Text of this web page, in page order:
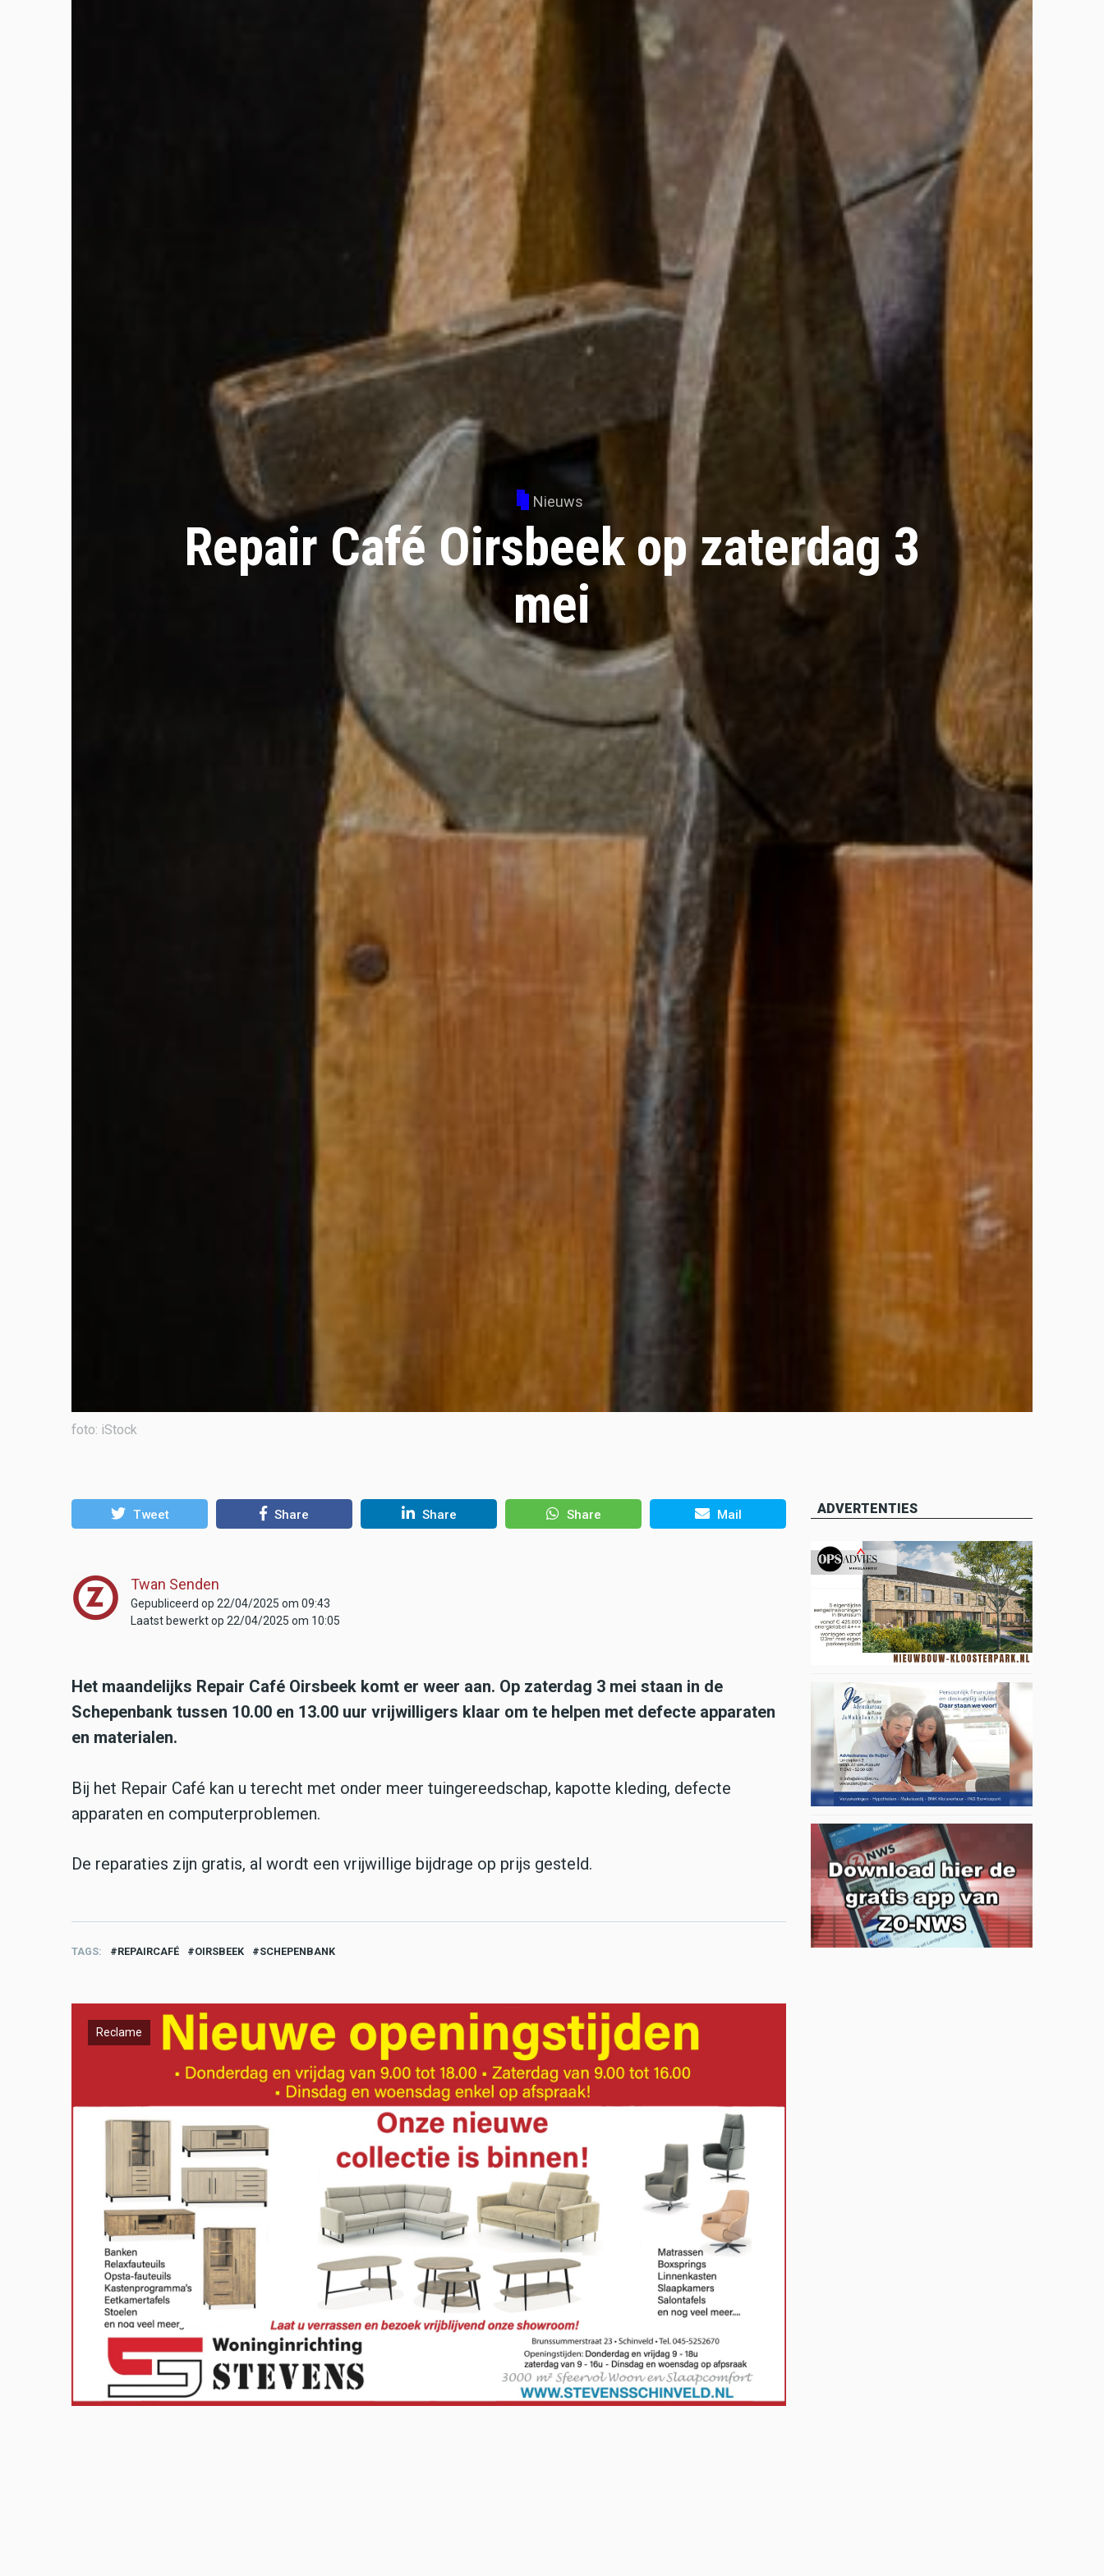
Nieuws
Repair Café Oirsbeek op zaterdag 3
mei
foto: iStock
Tweet Share Share Share Mail
Twan Senden
Gepubliceerd op 22/04/2025 om 09:43
Laatst bewerkt op 22/04/2025 om 10:05
Het maandelijks Repair Café Oirsbeek komt er weer aan. Op zaterdag 3 mei staan in de
Schepenbank tussen 10.00 en 13.00 uur vrijwilligers klaar om te helpen met defecte apparaten
en materialen.
Bij het Repair Café kan u terecht met onder meer tuingereedschap, kapotte kleding, defecte
apparaten en computerproblemen.
De reparaties zijn gratis, al wordt een vrijwillige bijdrage op prijs gesteld.
TAGS REPAIRCAFÉ OIRSBEEK SCHEPENBANK
Reclame
ADVERTENTIES